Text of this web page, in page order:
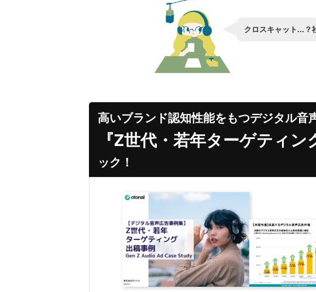
クロスキャット...？
高いブランド認知性能をもつデジタル音
『Z世代・若年ターゲティン
ック！